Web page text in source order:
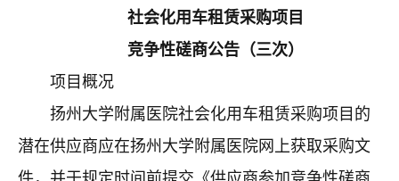
社会化用车租赁采购项目
竞争性磋商公告（三次）
项目概况
扬州大学附属医院社会化用车租赁采购项目的
潜在供应商应在扬州大学附属医院网上获取采购文